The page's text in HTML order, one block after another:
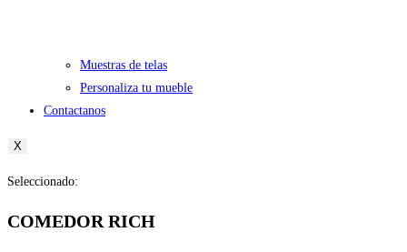
Muestras de telas
Personaliza tu mueble
Contactanos
X
Seleccionado:
COMEDOR RICH